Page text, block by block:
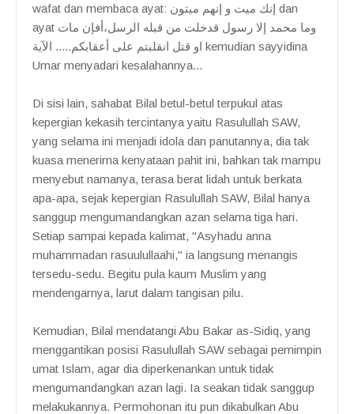
wafat dan membaca ayat: إنك ميت و إنهم ميتون dan
ayat وما محمد إلا رسول قدخلت من قبله الرسل،أفإن مات
او قتل انقلبتم على أعقابكم..... الآية kemudian sayyidina
Umar menyadari kesalahannya...
Di sisi lain, sahabat Bilal betul-betul terpukul atas
kepergian kekasih tercintanya yaitu Rasulullah SAW,
yang selama ini menjadi idola dan panutannya, dia tak
kuasa menerima kenyataan pahit ini, bahkan tak mampu
menyebut namanya, terasa berat lidah untuk berkata
apa-apa, sejak kepergian Rasulullah SAW, Bilal hanya
sanggup mengumandangkan azan selama tiga hari.
Setiap sampai kepada kalimat, "Asyhadu anna
muhammadan rasuulullaahi," ia langsung menangis
tersedu-sedu. Begitu pula kaum Muslim yang
mendengarnya, larut dalam tangisan pilu.
Kemudian, Bilal mendatangi Abu Bakar as-Sidiq, yang
menggantikan posisi Rasulullah SAW sebagai pemimpin
umat Islam, agar dia diperkenankan untuk tidak
mengumandangkan azan lagi. Ia seakan tidak sanggup
melakukannya. Permohonan itu pun dikabulkan Abu